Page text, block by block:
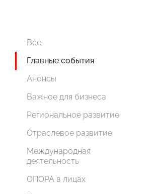
Все
Главные события
Анонсы
Важное для бизнеса
Региональное развитие
Отраслевое развитие
Международная
деятельность
ОПОРА в лицах